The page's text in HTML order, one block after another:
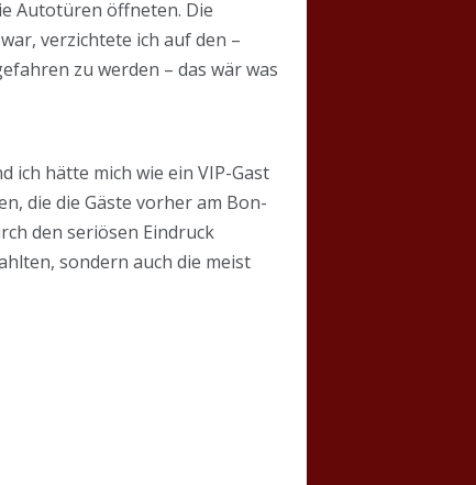
Autotüren öffneten. Die
verzichtete ich auf den –
zu werden – das wär was
ich hätte mich wie ein VIP-Gast
die die Gäste vorher am Bon-
den seriösen Eindruck
sondern auch die meist